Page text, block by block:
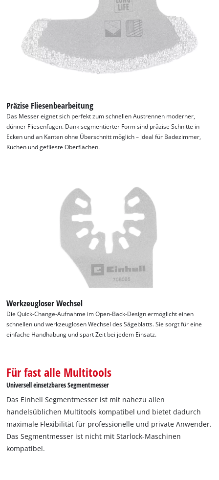
Präzise Fliesenbearbeitung
Das Messer eignet sich perfekt zum schnellen Austrennen moderner,
dünner Fliesenfugen. Dank segmentierter Form sind präzise Schnitte in
Ecken und an Kanten ohne Überschnitt möglich – ideal für Badezimmer,
Küchen und geflieste Oberflächen.
Werkzeugloser Wechsel
Die Quick-Change-Aufnahme im Open-Back-Design ermöglicht einen
schnellen und werkzeuglosen Wechsel des Sägeblatts. Sie sorgt für eine
einfache Handhabung und spart Zeit bei jedem Einsatz.
Für fast alle Multitools
Universell einsetzbares Segmentmesser
Das Einhell Segmentmesser ist mit nahezu allen
handelsüblichen Multitools kompatibel und bietet dadurch
maximale Flexibilität für professionelle und private Anwender.
Das Segmentmesser ist nicht mit Starlock-Maschinen
kompatibel.